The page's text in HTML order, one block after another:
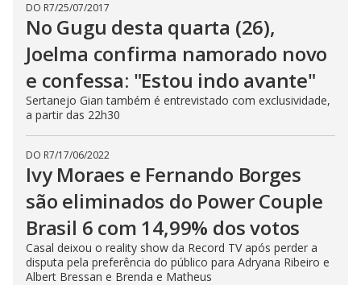
DO R7/25/07/2017
No Gugu desta quarta (26),
Joelma confirma namorado novo
e confessa: "Estou indo avante"
Sertanejo Gian também é entrevistado com exclusividade,
a partir das 22h30
DO R7/17/06/2022
Ivy Moraes e Fernando Borges
são eliminados do Power Couple
Brasil 6 com 14,99% dos votos
Casal deixou o reality show da Record TV após perder a
disputa pela preferência do público para Adryana Ribeiro e
Albert Bressan e Brenda e Matheus